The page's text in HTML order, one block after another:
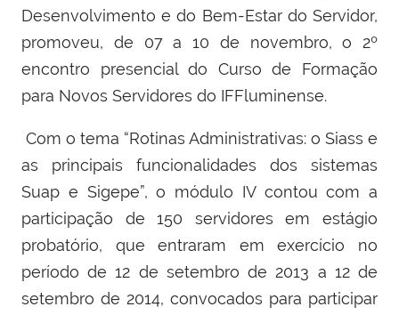
Desenvolvimento e do Bem-Estar do Servidor,
promoveu, de 07 a 10 de novembro, o 2º
encontro presencial do Curso de Formação
para Novos Servidores do IFFluminense.
Com o tema “Rotinas Administrativas: o Siass e
as principais funcionalidades dos sistemas
Suap e Sigepe”, o módulo IV contou com a
participação de 150 servidores em estágio
probatório, que entraram em exercício no
período de 12 de setembro de 2013 a 12 de
setembro de 2014, convocados para participar